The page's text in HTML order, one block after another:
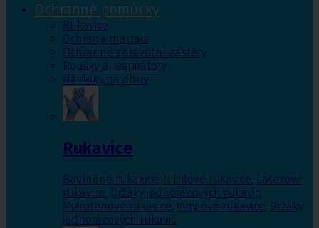
Ochranné pomůcky
Rukavice
Ochrana matrací
Ochranné zdravotní zástěry
Roušky a respirátory
Návleky na obuv
Rukavice
Bavlněné rukavice, Nitrilové rukavice, Latexové
rukavice, Držáky jednorázových rukavic,
Mikrotenové rukavice, Vinylové rukavice, Držáky
jednorázových rukavic